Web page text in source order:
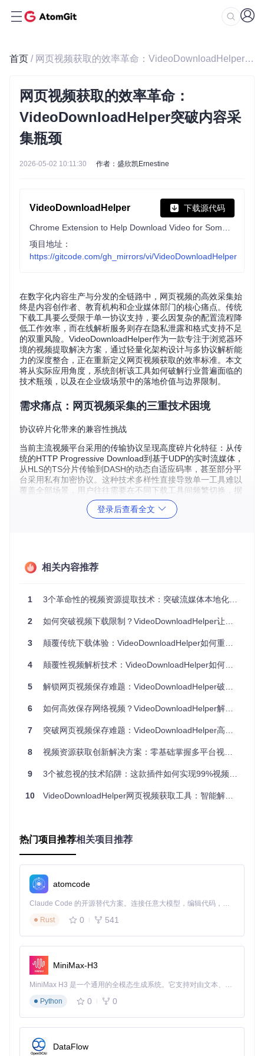
首页 / 网页视频获取的效率革命：VideoDownloadHelper突破内容采集瓶颈
网页视频获取的效率革命：
VideoDownloadHelper突破内容采
集瓶颈
2026-05-02 10:11:30 作者：盛欣凯Ernestine
VideoDownloadHelper 下载源代码
项目地址：
https://gitcode.com/gh_mirrors/vi/VideoDownloadHelper
在数字化内容生产与分发的全链路中，网页视频的高效采集始
终是内容创作者、教育机构和企业媒体部门的核心痛点。传统
下载工具要么受限于单一协议支持，要么因复杂的配置流程降
低工作效率，而在线解析服务则存在隐私泄露和格式支持不足
的双重风险。VideoDownloadHelper作为一款专注于浏览器环
境的视频提取解决方案，通过轻量化架构设计与多协议解析能
力的深度整合，正在重新定义网页视频获取的效率标准。本文
将从实际应用角度，系统剖析该工具如何破解行业普遍面临的
技术瓶颈，以及在企业级场景中的落地价值与边界限制。
需求痛点：网页视频采集的三重技术困境
协议碎片化带来的兼容性挑战
当前主流视频平台采用的传输协议呈现高度碎片化特征：从传
统的HTTP Progressive Download到基于UDP的实时流媒体，
从HLS的TS分片传输到DASH的动态自适应码率，甚至部分平
台采用私有加密协议。这种技术多样性直接导致单一工具难以
覆盖全部场景，用户往往需要在不同下载工具间频繁切换，据
行业调研显示，专业内容采集人员平均需掌握3-4种工具才能
应对80%的视频下载需求。某教育科技公司的内容团队曾反
视频下载过程中普遍存在"画质-速度"的悖论：追求原始画质意
和色彩深度。特别是在处理4K及以上分辨率视频时，传统工具
片制作团队的测试数据显示，使用常规下载工具获取1小时4K
具仍停留在单任务交互层面。手动复制URL、选择格式、设置
存储路径等重复操作，不仅增加人力成本，更难以与现有内容
管理系统对接。某媒体资产管理平台的集成案例显示，缺乏AP
I支持的下载工具使自动化采集流程的实现难度增加60%，且维
护成本居高不下。
技术突破：轻量化架构下的解析能力跃升
三层扫描引擎的协同工作机制
VideoDownloadHelper采用创新的"DOM-网络-元数据"三层扫
描架构，实现了视频资源的全方位探测。底层DOM扫描模块
请求，捕获M3U8、MPD等流媒体清单文件；上层元数据提取
模块则解析OG标签、JSON-LD等结构化数据。这种多层次协
同机制使工具能够应对从静态嵌入到动态加载的各类视频呈现
方式，实际测试中对主流视频网站的识别覆盖率较传统工具提
升约35%。
图：VideoDownloadHelper的三栏式功能界面，包含视频列表
多线程分片处理引擎
针对大文件下载效率问题，工具内置了基于Web Worker的多
线程处理引擎。该引擎将视频流分割为2-5MB的独立分片，通
过并行请求实现下载加速，同时采用增量合并技术避免临时文
件占用过多磁盘空间。在标准网络环境下，处理1GB级M3U8
类工具的60%左右。引擎还具备智能优先级调度机制，可根据
网络状况动态调整分片大小和并发数量，在弱网环境下仍能保
持稳定的下载速度。
登录后查看全文
相关内容推荐
1 3个革命性的视频资源提取技术：突破流媒体本地化存储瓶颈
2 如何突破视频下载限制？VideoDownloadHelper让网页视频轻松保存
3 颠覆传统下载体验：VideoDownloadHelper如何重构无水印多平台视频内容获取范式
4 颠覆性视频解析技术：VideoDownloadHelper如何让普通用户也能轻松获取网络视频资源
5 解锁网页视频保存难题：VideoDownloadHelper破局浏览器视频下载限制
6 如何高效保存网络视频？VideoDownloadHelper解决方案帮你突破下载限制
7 突破网页视频保存难题：VideoDownloadHelper高效解决方案
8 视频资源获取创新解决方案：零基础掌握多平台视频高效解析技术
9 3个被忽视的技术陷阱：这款插件如何实现99%视频解析成功率？
10 VideoDownloadHelper网页视频获取工具：智能解析技术解决多场景视频保存难题
热门项目推荐相关项目推荐
atomcode
Claude Code 的开源替代方案。连接任意大模型，编辑代码，运行命令，自动验证 — 全自动执行。用 Rust 构建，极致性能。 ｜ An open-source alternative to Claude Code. Connect any LLM, edit code, run commands, and verify changes — autonomously. Built in Rust for speed. Get Started
Rust
0 541
MiniMax-H3
MiniMax H3 是一个通用的全模态生成系统。它支持对由文本、图像、视频和音频组成的多模态上下文进行统一理解，并能生成分辨率高达 2K、时长可达 15 秒的带原生立体声音频的视频。得益于面向任务泛化的系统设计，H3 在预训练阶段就已具备广泛的多模态上下文理解与生成能力，能够出色地执行复杂的多模态指令。
Python
0 0
DataFlow